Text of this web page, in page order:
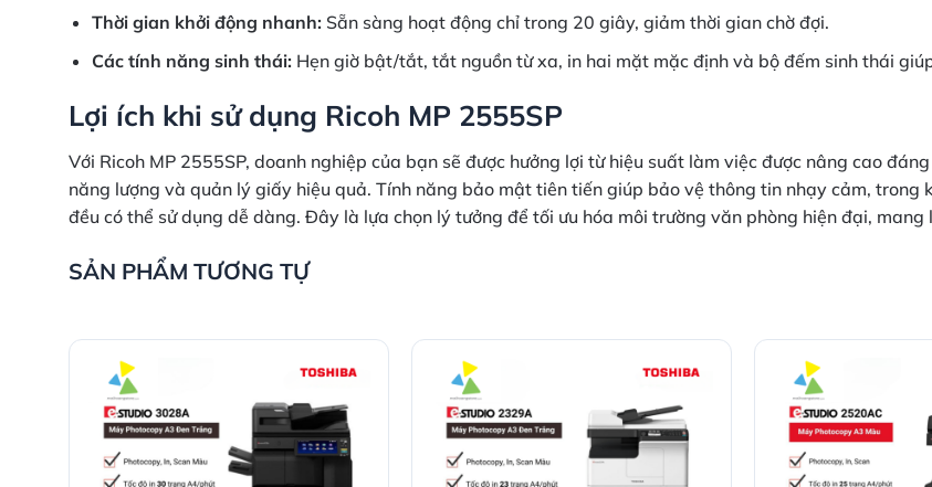
Thời gian khởi động nhanh:Sẵn sàng hoạt động chỉ trong 20 giây, giảm thời gian chờ đợi.
Các tính năng sinh thái:Hẹn giờ bật/tắt, tắt nguồn từ xa, in hai mặt mặc định và bộ đếm sinh thái
Lợi ích khi sử dụng Ricoh MP 2555SP
Với Ricoh MP 2555SP, doanh nghiệp của bạn sẽ được hưởng lợi từ hiệu suất làm việc được nâng cao
năng lượng và quản lý giấy hiệu quả. Tính năng bảo mật tiên tiến giúp bảo vệ thông tin nhạy cảm,
đều có thể sử dụng dễ dàng. Đây là lựa chọn lý tưởng để tối ưu hóa môi trường văn phòng hiện đại,
SẢN PHẨM TƯƠNG TỰ